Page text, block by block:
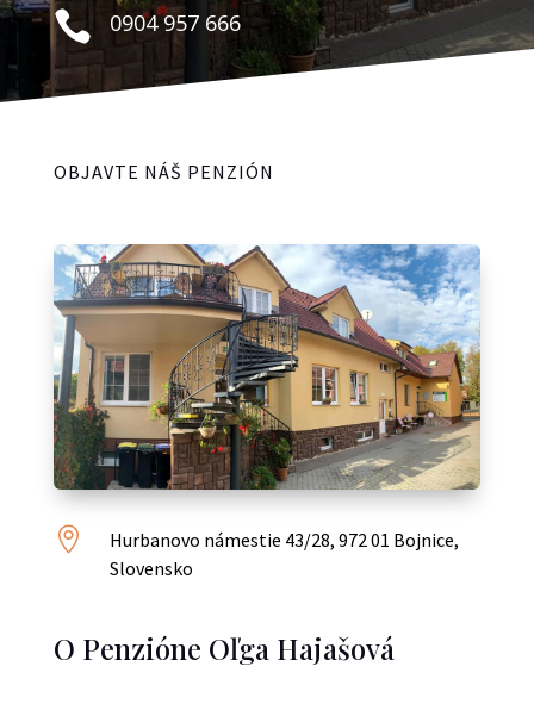
 0904 957 666
OBJAVTE NÁŠ PENZIÓN

Hurbanovo námestie 43/28, 972 01 Bojnice,
Slovensko
O Penzióne Oľga Hajašová